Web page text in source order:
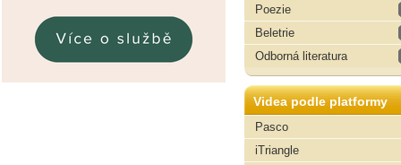
Poezie
Beletrie
Odborná literatura
Videa podle platformy
Pasco
iTriangle